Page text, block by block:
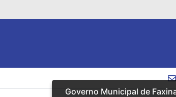
Governo Municipal de